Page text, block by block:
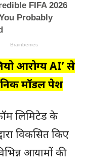
आरोग्य AI’ से
मॉडल पेश
लिमिटेड के
विकसित किए
आयामों की